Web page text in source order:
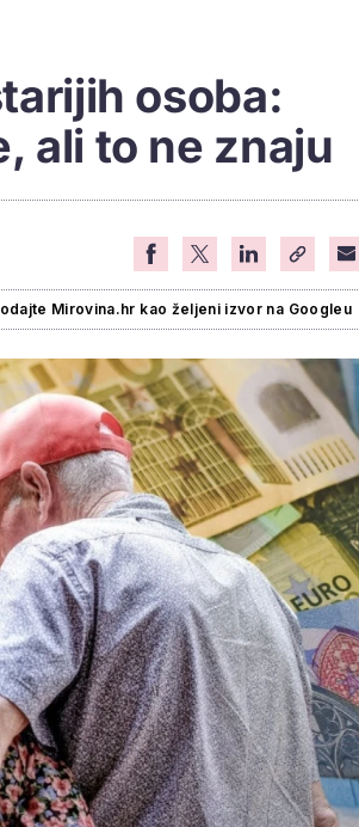
osoba:
ali to ne znaju
Mirovina.hr kao željeni izvor na Googleu